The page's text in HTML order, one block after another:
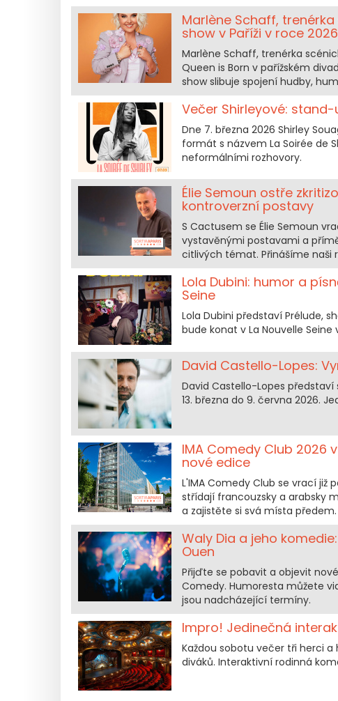
Marlène Schaff,
show v Paříži v roce 2026
Marlène Schaff, trenérka
Queen is Born v pařížském
show slibuje spojení hudby,
Večer Shirleyové:
Dne 7. března 2026 Shirley
formát s názvem La Soirée de
neformálními rozhovory.
Élie Semoun ostře
kontroverzní postavy
S Cactusem se Élie Semoun
vystavěnými postavami a
citlivých témat. Přinášíme naši
Lola Dubini: humor a
Seine
Lola Dubini představí Prélude,
bude konat v La Nouvelle
David Castello-Lopes:
David Castello-Lopes představí
13. března do 9. června 2026.
IMA Comedy Club
nové edice
L'IMA Comedy Club se vrací již
střídají francouzsky a arabsky
a zajistěte si svá místa předem.
Waly Dia a jeho
Ouen
Přijďte se pobavit a objevit
Comedy. Humoresta můžete
jsou nadcházející termíny.
Impro! Jedinečná
Každou sobotu večer tři herci
diváků. Interaktivní rodinná